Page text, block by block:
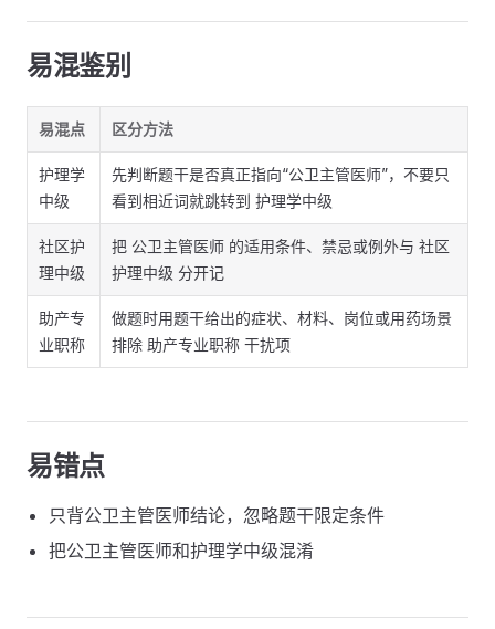
易混鉴别
易混点 区分方法
护理学
中级
先判断题干是否真正指向“公卫主管医师”，不要只
看到相近词就跳转到 护理学中级
社区护
理中级
把 公卫主管医师 的适用条件、禁忌或例外与 社区
护理中级 分开记
助产专
业职称
做题时用题干给出的症状、材料、岗位或用药场景
排除 助产专业职称 干扰项
易错点
只背公卫主管医师结论，忽略题干限定条件
把公卫主管医师和护理学中级混淆